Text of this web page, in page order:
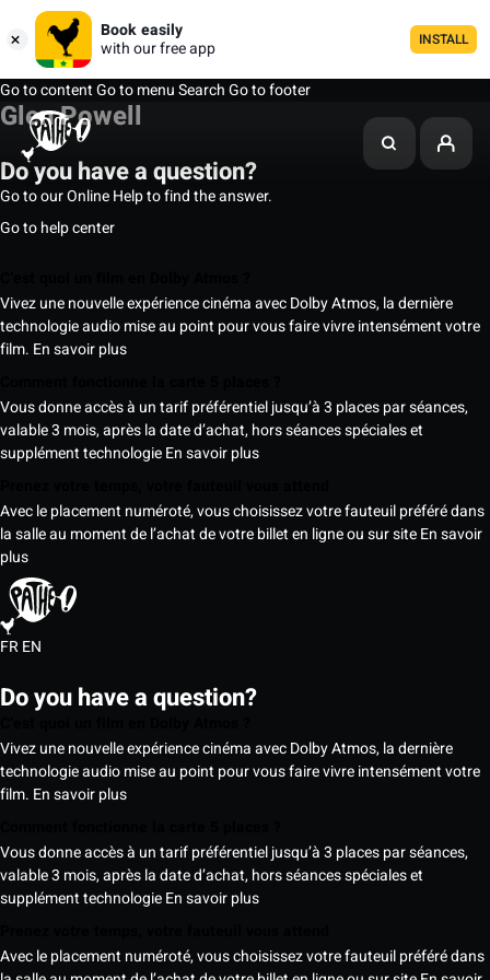
Book easily
with our free app
INSTALL
Go to contentGo to menuSearchGo to footer
Glen Powell
Do you have a question?
Go to our Online Help to find the answer.
Go to help center
Vivez une nouvelle expérience cinéma avec Dolby Atmos, la dernière
technologie audio mise au point pour vous faire vivre intensément votre
film. En savoir plus
Vous donne accès à un tarif préférentiel jusqu’à 3 places par séances,
valable 3 mois, après la date d’achat, hors séances spéciales et
supplément technologieEn savoir plus
Avec le placement numéroté, vous choisissez votre fauteuil préféré dans
la salle au moment de l’achat de votre billet en ligne ou sur siteEn savoir
plus
FREN
Do you have a question?
Vivez une nouvelle expérience cinéma avec Dolby Atmos, la dernière
technologie audio mise au point pour vous faire vivre intensément votre
film. En savoir plus
Vous donne accès à un tarif préférentiel jusqu’à 3 places par séances,
valable 3 mois, après la date d’achat, hors séances spéciales et
supplément technologieEn savoir plus
Avec le placement numéroté, vous choisissez votre fauteuil préféré dans